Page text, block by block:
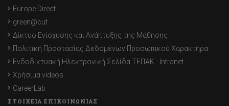
Europe Direct
green@cut
Δίκτυο Ενίσχυσης και Ανάπτυξης της Μάθησης
Πολιτική Προστασίας Δεδομένων Προσωπικού Χαρακτήρα
Ενδοδικτυακή Ηλεκτρονική Σελίδα ΤΕΠΑΚ - Intranet
Χρήσιμα videos
CareerLab
ΣΤΟΙΧΕΙΑ ΕΠΙΚΟΙΝΩΝΙΑΣ